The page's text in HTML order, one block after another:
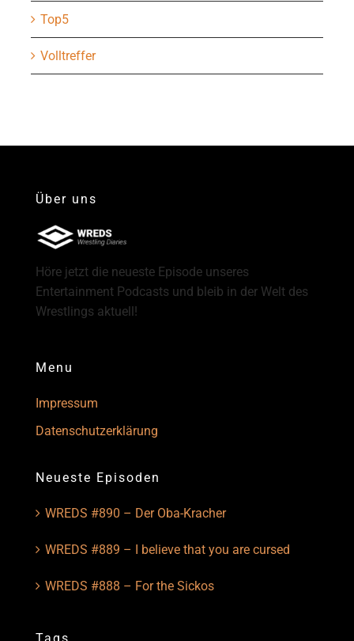
Top5
Volltreffer
Über uns
Höre jetzt die neueste Episode unseres
Entertainment Podcasts und bleib in der Welt des
Wrestlings aktuell!
Menu
Impressum
Datenschutzerklärung
Neueste Episoden
WREDS #890 – Der Oba-Kracher
WREDS #889 – I believe that you are cursed
WREDS #888 – For the Sickos